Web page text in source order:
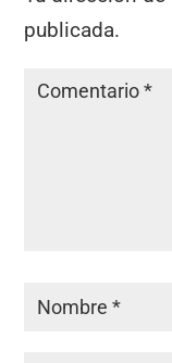
publicada.